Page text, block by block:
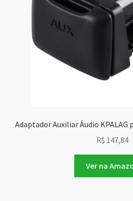
Adaptador Auxiliar Áudio KPALAG
R$ 147,84
Ver na